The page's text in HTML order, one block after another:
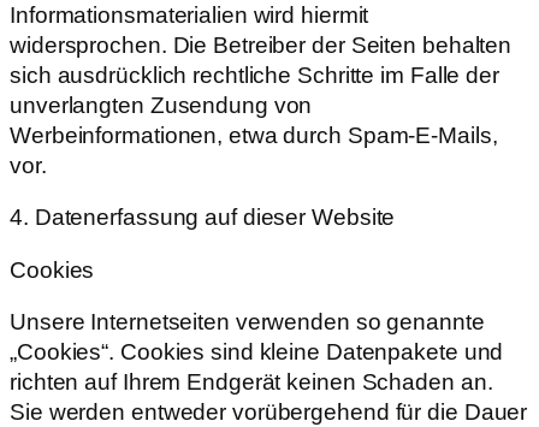
Informationsmaterialien wird hiermit
widersprochen. Die Betreiber der Seiten behalten
sich ausdrücklich rechtliche Schritte im Falle der
unverlangten Zusendung von
Werbeinformationen, etwa durch Spam-E-Mails,
vor.
4. Datenerfassung auf dieser Website
Cookies
Unsere Internetseiten verwenden so genannte
„Cookies“. Cookies sind kleine Datenpakete und
richten auf Ihrem Endgerät keinen Schaden an.
Sie werden entweder vorübergehend für die Dauer